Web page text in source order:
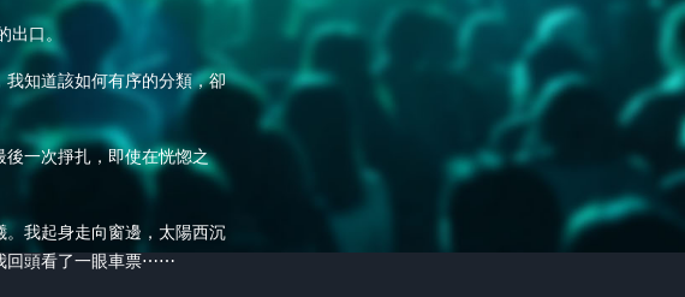
口。
知道該如何有序的分類，卻
一次掙扎，即使在恍惚之
我起身走向窗邊，太陽西沉
回頭看了一眼車票⋯⋯